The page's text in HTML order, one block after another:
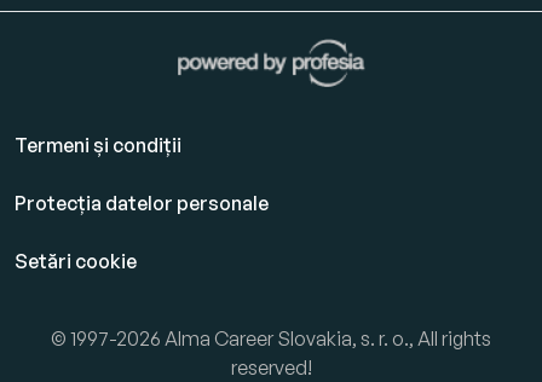
Termeni și condiții
Protecția datelor personale
Setări cookie
© 1997-2026 Alma Career Slovakia, s. r. o., All rights
reserved!